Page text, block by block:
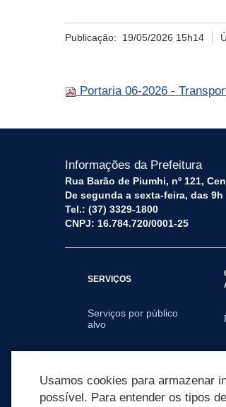
Publicação: 19/05/2026 15h14
Portaria 06-2026 -
Informações da Prefeitura
Rua Barão de Piumhi, nº 121,
De segunda a sexta-feira, das 9h
Tel.: (37) 3329-1800
CNPJ: 16.784.720/0001-25
SERVIÇOS
Serviços por público
alvo
Usamos cookies para armazenar
possível. Para entender os tipos